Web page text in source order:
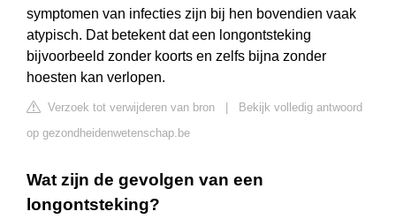
symptomen van infecties zijn bij hen bovendien vaak
atypisch. Dat betekent dat een longontsteking
bijvoorbeeld zonder koorts en zelfs bijna zonder
hoesten kan verlopen.
Verzoek tot verwijderen van bron
Bekijk volledig antwoord
op gezondheidenwetenschap.be
Wat zijn de gevolgen van een
longontsteking?